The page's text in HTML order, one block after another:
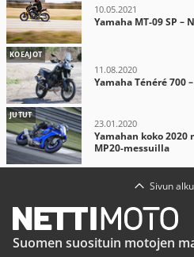
10.05.2021
Yamaha MT-09 SP
KOEAJOT
11.08.2020
Yamaha Ténéré 700
JUTUT
23.01.2020
Yamahan koko
MP20-messuilla
Sivun
Suomen suosituin motojen